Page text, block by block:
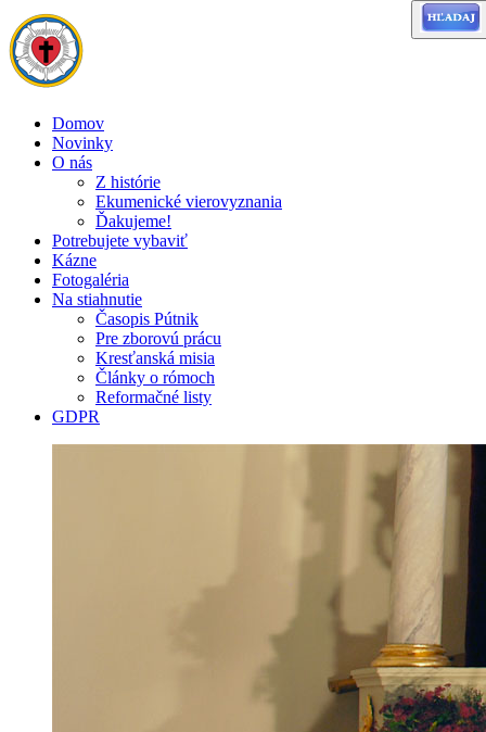
Domov
Novinky
O nás
Z histórie
Ekumenické vierovyznania
Ďakujeme!
Potrebujete vybaviť
Kázne
Fotogaléria
Na stiahnutie
Časopis Pútnik
Pre zborovú prácu
Kresťanská misia
Články o rómoch
Reformačné listy
GDPR